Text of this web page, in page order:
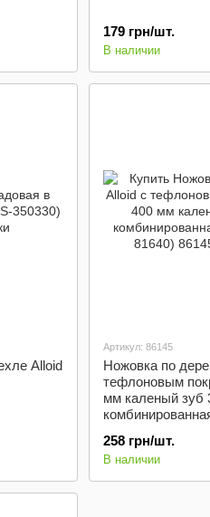
179 грн/шт.
В наличии
Alloid
Артикул: 86145
Ножовка по
тефлоновым
мм каленый зуб
258 грн/шт.
В наличии